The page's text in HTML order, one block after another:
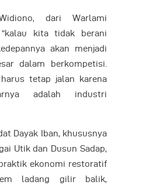
dari Warlami
“kalau kita tidak berani
akan menjadi
dalam berkompetisi.
harus tetap jalan karena
adalah industri
Dayak Iban, khususnya
Utik dan Dusun Sadap,
ekonomi restoratif
ladang gilir balik,